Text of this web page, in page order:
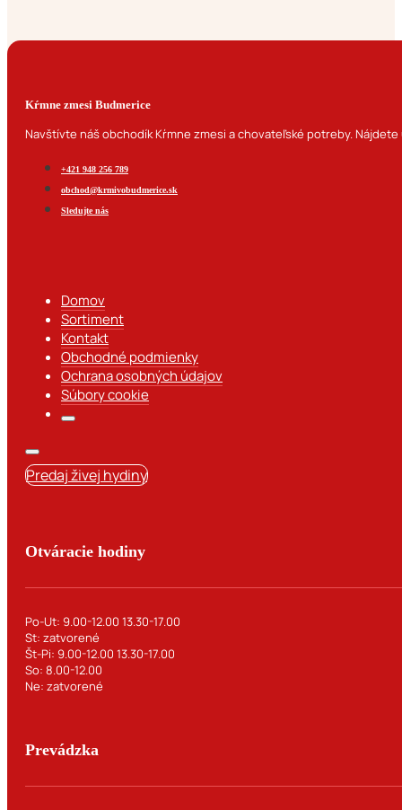
Kŕmne zmesi Budmerice
Navštívte náš obchodík Kŕmne zmesi a chovateľské potreby.
+421 948 256 789
obchod@krmivobudmerice.sk
Sledujte nás
Domov
Sortiment
Kontakt
Obchodné podmienky
Ochrana osobných údajov
Súbory cookie
Predaj živej hydiny
Otváracie hodiny
Po-Ut: 9.00-12.00 13.30-17.00
St: zatvorené
Št-Pi: 9.00-12.00 13.30-17.00
So: 8.00-12.00
Ne: zatvorené
Prevádzka